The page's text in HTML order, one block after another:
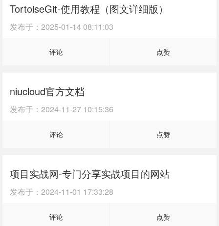
TortoiseGit-使用教程（图文详细版）
发布于： 2025-01-14 08:11:03
评论 点赞
niucloud官方文档
发布于： 2024-11-27 10:15:36
评论 点赞
项目实战网-专门分享实战项目的网站
发布于： 2024-11-01 17:33:28
评论 点赞